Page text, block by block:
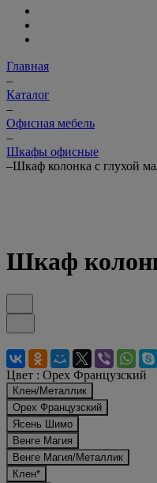
Главная
–
Каталог
–
Офисная мебель
–
Шкафы офисные
–Шкаф колонка с глухой
Шкаф
Цвет : Орех Французский
Клен/Металлик
Орех Французский
Ясень Шимо
Венге Магия
Венге Магия/Металлик
Клен*